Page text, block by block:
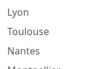
Lyon
Toulouse
Nantes